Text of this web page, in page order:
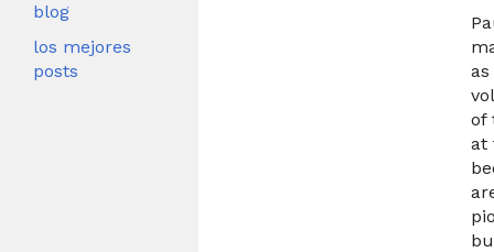
blog
los mejores
posts
of
at